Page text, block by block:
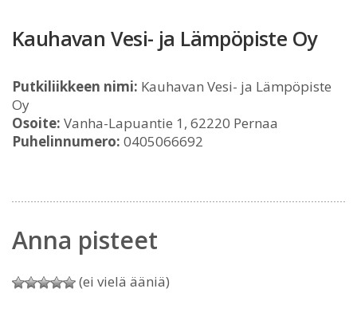
Kauhavan Vesi- ja Lämpöpiste Oy
Putkiliikkeen nimi: Kauhavan Vesi- ja Lämpöpiste
Oy
Osoite: Vanha-Lapuantie 1, 62220 Pernaa
Puhelinnumero: 0405066692
Anna pisteet
(ei vielä ääniä)